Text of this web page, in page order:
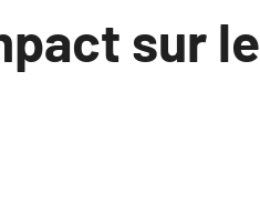
sur le